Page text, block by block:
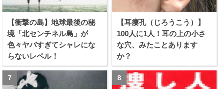
【衝撃の島】地球最後の秘
境「北センチネル島」が
色々ヤバすぎてシャレにな
らないレベル！
【耳瘻孔（じろうこう）】
100人に1人！耳の上の小さ
な穴、みたことあります
か？